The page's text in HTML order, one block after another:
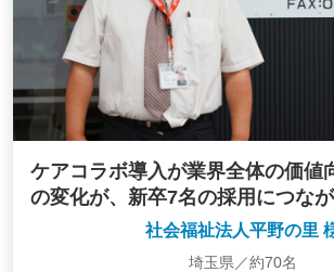
ケアコラボ導入が業界全体の価値
の変化が、新卒7名の採用につな
社会福祉法人平野の里
埼玉県／約70名